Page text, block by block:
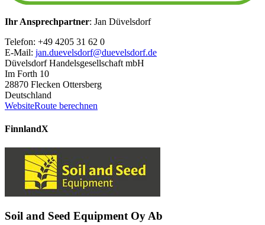
Ihr Ansprechpartner: Jan Düvelsdorf
Telefon: +49 4205 31 62 0
E-Mail: jan.duevelsdorf@duevelsdorf.de
Düvelsdorf Handelsgesellschaft mbH
Im Forth 10
28870 Flecken Ottersberg
Deutschland
WebsiteRoute berechnen
FinnlandX
Soil and Seed Equipment Oy Ab